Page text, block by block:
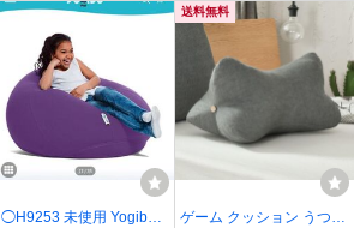
◯H9253 未使用 Yogibo
送料無料
ゲーム クッション うつ伏